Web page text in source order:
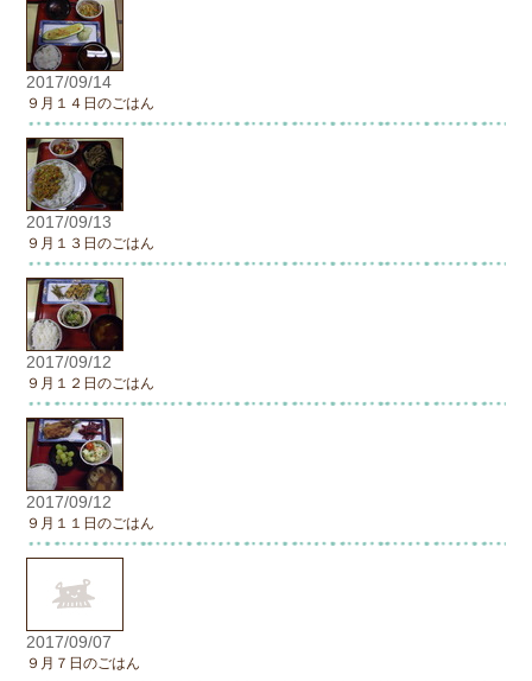
2017/09/14
９月１４日のごはん
2017/09/13
９月１３日のごはん
2017/09/12
９月１２日のごはん
2017/09/12
９月１１日のごはん
2017/09/07
９月７日のごはん